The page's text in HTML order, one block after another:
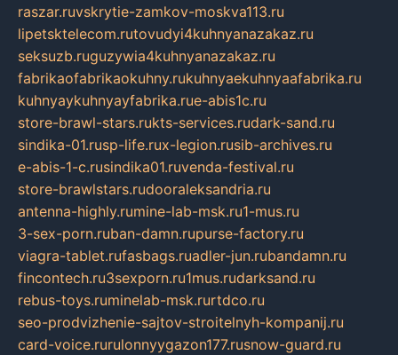
raszar.ruvskrytie-zamkov-moskva113.ru
lipetsktelecom.rutovudyi4kuhnyanazakaz.ru
seksuzb.ruguzywia4kuhnyanazakaz.ru
fabrikaofabrikaokuhny.rukuhnyaekuhnyaafabrika.ru
kuhnyaykuhnyayfabrika.rue-abis1c.ru
store-brawl-stars.rukts-services.rudark-sand.ru
sindika-01.rusp-life.rux-legion.rusib-archives.ru
e-abis-1-c.rusindika01.ruvenda-festival.ru
store-brawlstars.rudooraleksandria.ru
antenna-highly.rumine-lab-msk.ru1-mus.ru
3-sex-porn.ruban-damn.rupurse-factory.ru
viagra-tablet.rufasbags.ruadler-jun.rubandamn.ru
fincontech.ru3sexporn.ru1mus.rudarksand.ru
rebus-toys.ruminelab-msk.rurtdco.ru
seo-prodvizhenie-sajtov-stroitelnyh-kompanij.ru
card-voice.rurulonnyygazon177.rusnow-guard.ru